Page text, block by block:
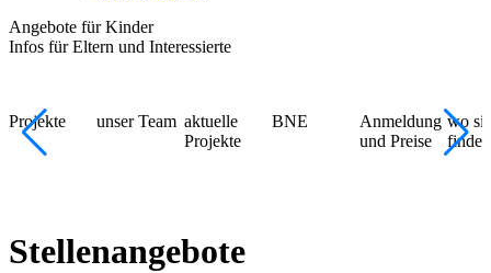
Angebote für Kinder
Infos für Eltern und Interessierte
Projekte unser Team aktuelle
Projekte
BNE
Anmeldung
und Preise
wo
finden
Stellenangebote